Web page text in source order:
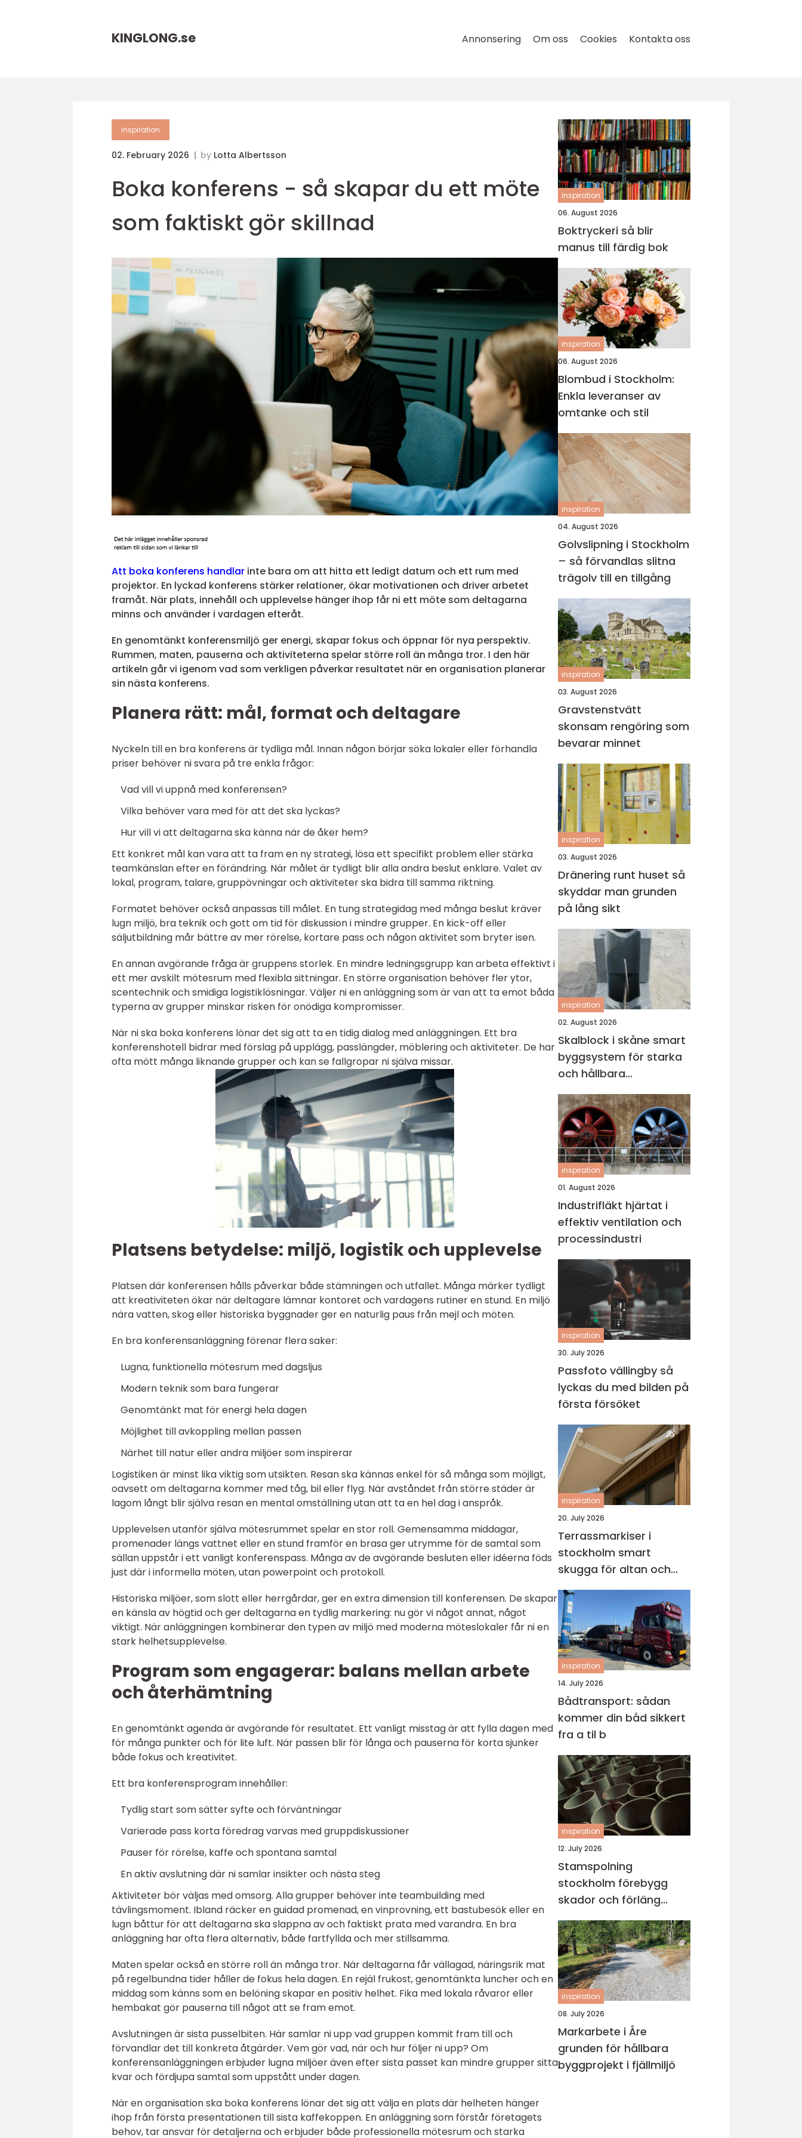
KINGLONG.se Annonsering Om oss Cookies Kontakta oss
inspiration
02. February 2026 by Lotta Albertsson
Boka konferens - så skapar du ett möte
som faktiskt gör skillnad
Att boka konferens handlar inte bara om att hitta ett ledigt datum och ett rum med
projektor. En lyckad konferens stärker relationer, ökar motivationen och driver arbetet
framåt. När plats, innehåll och upplevelse hänger ihop får ni ett möte som deltagarna
minns och använder i vardagen efteråt.
En genomtänkt konferensmiljö ger energi, skapar fokus och öppnar för nya perspektiv.
Rummen, maten, pauserna och aktiviteterna spelar större roll än många tror. I den här
artikeln går vi igenom vad som verkligen påverkar resultatet när en organisation planerar
sin nästa konferens.
Planera rätt: mål, format och deltagare
Nyckeln till en bra konferens är tydliga mål. Innan någon börjar söka lokaler eller förhandla
priser behöver ni svara på tre enkla frågor:
Vad vill vi uppnå med konferensen?
Vilka behöver vara med för att det ska lyckas?
Hur vill vi att deltagarna ska känna när de åker hem?
Ett konkret mål kan vara att ta fram en ny strategi, lösa ett specifikt problem eller stärka
teamkänslan efter en förändring. När målet är tydligt blir alla andra beslut enklare. Valet av
lokal, program, talare, gruppövningar och aktiviteter ska bidra till samma riktning.
Formatet behöver också anpassas till målet. En tung strategidag med många beslut kräver
lugn miljö, bra teknik och gott om tid för diskussion i mindre grupper. En kick-off eller
säljutbildning mår bättre av mer rörelse, kortare pass och någon aktivitet som bryter isen.
En annan avgörande fråga är gruppens storlek. En mindre ledningsgrupp kan arbeta effektivt i
ett mer avskilt mötesrum med flexibla sittningar. En större organisation behöver fler ytor,
scentechnik och smidiga logistiklösningar. Väljer ni en anläggning som är van att ta emot båda
typerna av grupper minskar risken för onödiga kompromisser.
När ni ska boka konferens lönar det sig att ta en tidig dialog med anläggningen. Ett bra
konferenshotell bidrar med förslag på upplägg, passlängder, möblering och aktiviteter. De har
ofta mött många liknande grupper och kan se fallgropar ni själva missar.
Platsens betydelse: miljö, logistik och upplevelse
Platsen där konferensen hålls påverkar både stämningen och utfallet. Många märker tydligt
att kreativiteten ökar när deltagare lämnar kontoret och vardagens rutiner en stund. En miljö
nära vatten, skog eller historiska byggnader ger en naturlig paus från mejl och möten.
En bra konferensanläggning förenar flera saker:
Lugna, funktionella mötesrum med dagsljus
Modern teknik som bara fungerar
Genomtänkt mat för energi hela dagen
Möjlighet till avkoppling mellan passen
Närhet till natur eller andra miljöer som inspirerar
Logistiken är minst lika viktig som utsikten. Resan ska kännas enkel för så många som möjligt,
oavsett om deltagarna kommer med tåg, bil eller flyg. När avståndet från större städer är
lagom långt blir själva resan en mental omställning utan att ta en hel dag i anspråk.
Upplevelsen utanför själva mötesrummet spelar en stor roll. Gemensamma middagar,
promenader längs vattnet eller en stund framför en brasa ger utrymme för de samtal som
sällan uppstår i ett vanligt konferenspass. Många av de avgörande besluten eller idéerna föds
just där i informella möten, utan powerpoint och protokoll.
Historiska miljöer, som slott eller herrgårdar, ger en extra dimension till konferensen. De skapar
en känsla av högtid och ger deltagarna en tydlig markering: nu gör vi något annat, något
viktigt. När anläggningen kombinerar den typen av miljö med moderna möteslokaler får ni en
stark helhetsupplevelse.
Program som engagerar: balans mellan arbete
och återhämtning
En genomtänkt agenda är avgörande för resultatet. Ett vanligt misstag är att fylla dagen med
för många punkter och för lite luft. När passen blir för långa och pauserna för korta sjunker
både fokus och kreativitet.
Ett bra konferensprogram innehåller:
Tydlig start som sätter syfte och förväntningar
Varierade pass korta föredrag varvas med gruppdiskussioner
Pauser för rörelse, kaffe och spontana samtal
En aktiv avslutning där ni samlar insikter och nästa steg
Aktiviteter bör väljas med omsorg. Alla grupper behöver inte teambuilding med
tävlingsmoment. Ibland räcker en guidad promenad, en vinprovning, ett bastubesök eller en
lugn båttur för att deltagarna ska slappna av och faktiskt prata med varandra. En bra
anläggning har ofta flera alternativ, både fartfyllda och mer stillsamma.
Maten spelar också en större roll än många tror. När deltagarna får vällagad, näringsrik mat
på regelbundna tider håller de fokus hela dagen. En rejäl frukost, genomtänkta luncher och en
middag som känns som en belöning skapar en positiv helhet. Fika med lokala råvaror eller
hembakat gör pauserna till något att se fram emot.
Avslutningen är sista pusselbiten. Här samlar ni upp vad gruppen kommit fram till och
förvandlar det till konkreta åtgärder. Vem gör vad, när och hur följer ni upp? Om
konferensanläggningen erbjuder lugna miljöer även efter sista passet kan mindre grupper sitta
kvar och fördjupa samtal som uppstått under dagen.
När en organisation ska boka konferens lönar det sig att välja en plats där helheten hänger
ihop från första presentationen till sista kaffekoppen. En anläggning som förstår företagets
behov, tar ansvar för detaljerna och erbjuder både professionella mötesrum och starka
inspiration
06. August 2026
Boktryckeri så blir
manus till färdig bok
inspiration
06. August 2026
Blombud i Stockholm:
Enkla leveranser av
omtanke och stil
inspiration
04. August 2026
Golvslipning i Stockholm
– så förvandlas slitna
trägolv till en tillgång
inspiration
03. August 2026
Gravstenstvätt
skonsam rengöring som
bevarar minnet
inspiration
03. August 2026
Dränering runt huset så
skyddar man grunden
på lång sikt
inspiration
02. August 2026
Skalblock i skåne smart
byggsystem för starka
och hållbara
konstruktioner
inspiration
01. August 2026
Industrifläkt hjärtat i
effektiv ventilation och
processindustri
inspiration
30. July 2026
Passfoto vällingby så
lyckas du med bilden på
första försöket
inspiration
20. July 2026
Terrassmarkiser i
stockholm smart
skugga för altan och
uteplats
inspiration
14. July 2026
Bådtransport: sådan
kommer din båd sikkert
fra a til b
inspiration
12. July 2026
Stamspolning
stockholm förebygg
skador och förläng
rörens livslängd
inspiration
08. July 2026
Markarbete i Åre
grunden för hållbara
byggprojekt i fjällmiljö